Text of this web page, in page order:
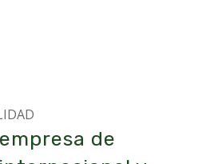
de